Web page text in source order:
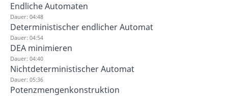
Endliche Automaten
Dauer: 04:48
Deterministischer endlicher Automat
Dauer: 04:54
DEA minimieren
Dauer: 04:40
Nichtdeterministischer Automat
Dauer: 05:36
Potenzmengenkonstruktion